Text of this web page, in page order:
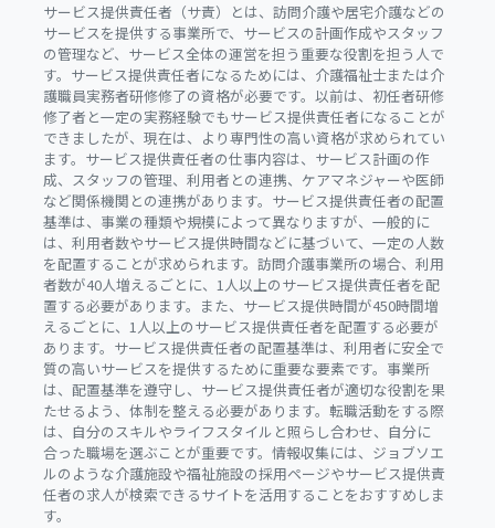
サービス提供責任者（サ責）とは、訪問介護や居宅介護などの
サービスを提供する事業所で、サービスの計画作成やスタッフ
の管理など、サービス全体の運営を担う重要な役割を担う人で
す。サービス提供責任者になるためには、介護福祉士または介
護職員実務者研修修了の資格が必要です。以前は、初任者研修
修了者と一定の実務経験でもサービス提供責任者になることが
できましたが、現在は、より専門性の高い資格が求められてい
ます。サービス提供責任者の仕事内容は、サービス計画の作
成、スタッフの管理、利用者との連携、ケアマネジャーや医師
など関係機関との連携があります。サービス提供責任者の配置
基準は、事業の種類や規模によって異なりますが、一般的に
は、利用者数やサービス提供時間などに基づいて、一定の人数
を配置することが求められます。訪問介護事業所の場合、利用
者数が40人増えるごとに、1人以上のサービス提供責任者を配
置する必要があります。また、サービス提供時間が450時間増
えるごとに、1人以上のサービス提供責任者を配置する必要が
あります。サービス提供責任者の配置基準は、利用者に安全で
質の高いサービスを提供するために重要な要素です。事業所
は、配置基準を遵守し、サービス提供責任者が適切な役割を果
たせるよう、体制を整える必要があります。転職活動をする際
は、自分のスキルやライフスタイルと照らし合わせ、自分に
合った職場を選ぶことが重要です。情報収集には、ジョブソエ
ルのような介護施設や福祉施設の採用ページやサービス提供責
任者の求人が検索できるサイトを活用することをおすすめしま
す。